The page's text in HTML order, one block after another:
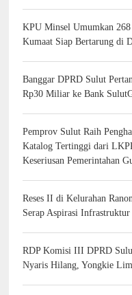
KPU Minsel Umumkan
Kumaat Siap Bertarung di
Banggar DPRD Sulut
Rp30 Miliar ke Bank
Pemprov Sulut Raih
Katalog Tertinggi dari
Keseriusan Pemerintahan
Reses II di Kelurahan
Serap Aspirasi
RDP Komisi III DPRD
Nyaris Hilang, Yongkie